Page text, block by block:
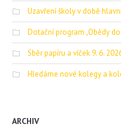
Uzavření školy v době
Dotační program „Obědy
Sběr papíru a víček 9. 6.
Hledáme nové kolegy a
ARCHIV